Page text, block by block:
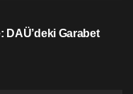
DAÜ’deki Garabet